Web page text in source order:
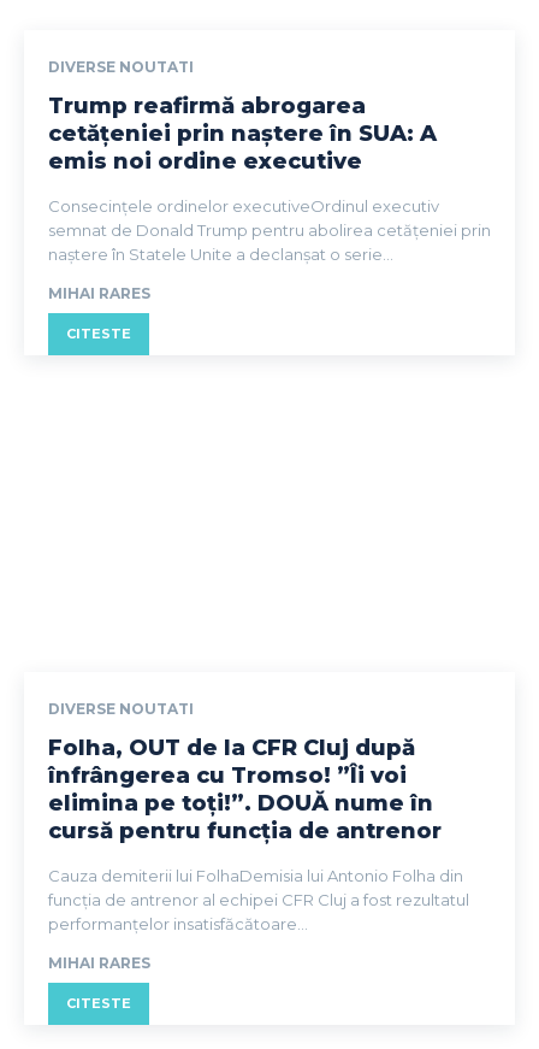
DIVERSE NOUTATI
Trump reafirmă abrogarea
cetățeniei prin naștere în SUA: A
emis noi ordine executive
Consecințele ordinelor executiveOrdinul executiv
semnat de Donald Trump pentru abolirea cetățeniei prin
naștere în Statele Unite a declanșat o serie...
MIHAI RARES
CITESTE
DIVERSE NOUTATI
Folha, OUT de la CFR Cluj după
înfrângerea cu Tromso! ”Îi voi
elimina pe toți!”. DOUĂ nume în
cursă pentru funcția de antrenor
Cauza demiterii lui FolhaDemisia lui Antonio Folha din
funcția de antrenor al echipei CFR Cluj a fost rezultatul
performanțelor insatisfăcătoare...
MIHAI RARES
CITESTE